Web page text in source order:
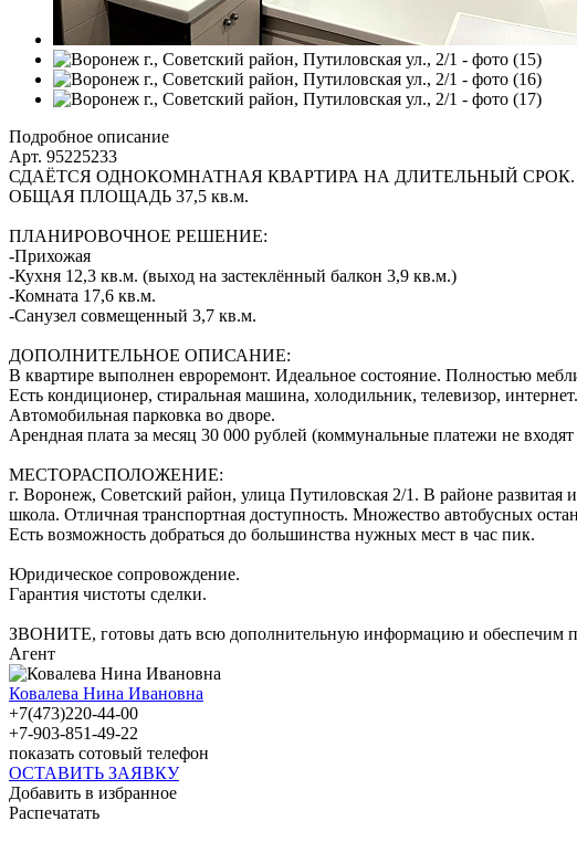
Подробное описание
Арт. 95225233
СДАЁТСЯ ОДНОКОМНАТНАЯ КВАРТИРА НА ДЛИТЕЛЬНЫЙ СРОК.
ОБЩАЯ ПЛОЩАДЬ 37,5 кв.м.
ПЛАНИРОВОЧНОЕ РЕШЕНИЕ:
-Прихожая
-Кухня 12,3 кв.м. (выход на застеклённый балкон 3,9 кв.м.)
-Комната 17,6 кв.м.
-Санузел совмещенный 3,7 кв.м.
ДОПОЛНИТЕЛЬНОЕ ОПИСАНИЕ:
В квартире выполнен евроремонт. Идеальное состояние. Полностью
Есть кондиционер, стиральная машина, холодильник, телевизор, интернет.
Автомобильная парковка во дворе.
Арендная плата за месяц 30 000 рублей (коммунальные платежи не входят
МЕСТОРАСПОЛОЖЕНИЕ:
г. Воронеж, Советский район, улица Путиловская 2/1. В районе развитая
школа. Отличная транспортная доступность. Множество автобусных
Есть возможность добраться до большинства нужных мест в час пик.
Юридическое сопровождение.
Гарантия чистоты сделки.
ЗВОНИТЕ, готовы дать всю дополнительную информацию и обеспечим
Агент
Ковалева Нина Ивановна
+7(473)220-44-00
+7-903-851-49-22
показать сотовый телефон
ОСТАВИТЬ ЗАЯВКУ
Добавить в избранное
Распечатать